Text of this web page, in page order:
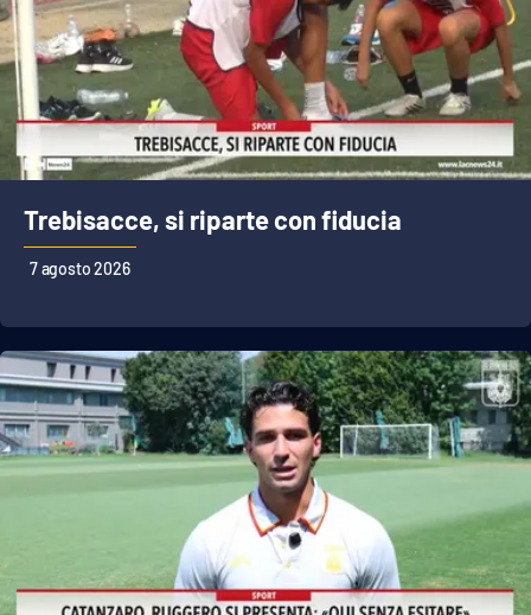
Ambiente
Cronaca
Cultura
Politica
Società
Sport
Good Morning Vietnam
Trebisacce, si riparte con fiducia
7 agosto 2026